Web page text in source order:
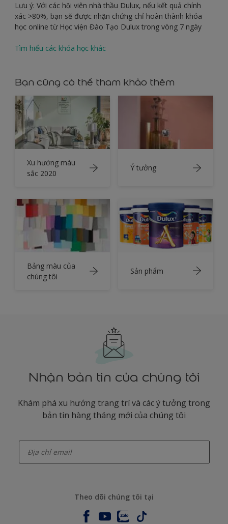
Lưu ý: Với các hội viên nhà thầu Dulux, nếu kết quả chính
xác >80%, bạn sẽ được nhận chứng chỉ hoàn thành khóa
học online từ Học viện Đào Tạo Dulux trong vòng 7 ngày
Tìm hiểu các khóa học khác
Bạn cũng có thể tham khảo thêm
Xu hướng màu
sắc 2020
Ý tưởng
Bảng màu của
chúng tôi
Sản phẩm
Nhận bản tin của chúng tôi
Khám phá xu hướng trang trí và các ý tưởng trong
bản tin hàng tháng mới của chúng tôi
Theo dõi chúng tôi tại